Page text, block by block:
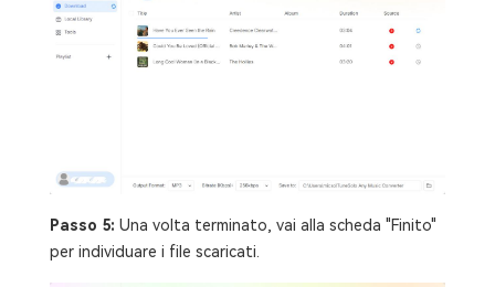
Passo 5: Una volta terminato, vai alla scheda "Finito"
per individuare i file scaricati.